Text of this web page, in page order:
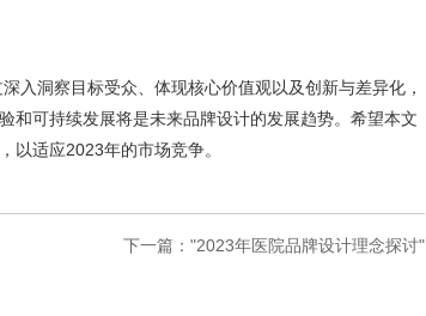
入洞察目标受众、体现核心价值观以及创新与差异化，
和可持续发展将是未来品牌设计的发展趋势。希望本文
以适应2023年的市场竞争。
下一篇 ："2023年医院品牌设计理念探讨"